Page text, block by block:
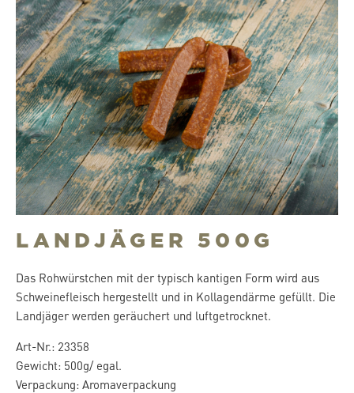
LANDJÄGER 500G
Das Rohwürstchen mit der typisch kantigen Form wird aus
Schweinefleisch hergestellt und in Kollagendärme gefüllt. Die
Landjäger werden geräuchert und luftgetrocknet.
Art-Nr.: 23358
Gewicht: 500g/ egal.
Verpackung: Aromaverpackung